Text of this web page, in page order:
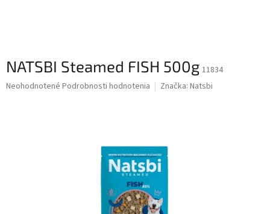
NATSBI Steamed FISH 500g 11834
Priemerné
Neohodnotené Podrobnosti hodnotenia Značka: Natsbi